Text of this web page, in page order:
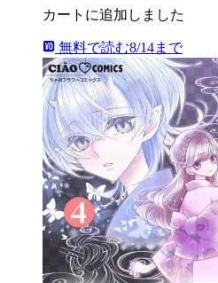
カートに追加しました
無料で読む8/14まで